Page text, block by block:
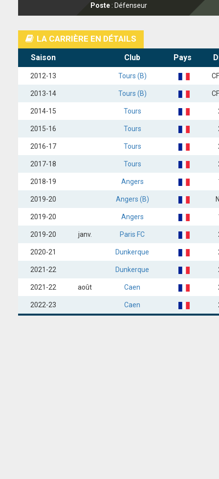
Poste: Défenseur
LA CARRIÈRE EN DÉTAILS
Saison Club Pays
2012-13 Tours (B)
2013-14 Tours (B)
2014-15 Tours
2015-16 Tours
2016-17 Tours
2017-18 Tours
2018-19 Angers
2019-20 Angers (B)
2019-20 Angers
2019-20 janv. Paris FC
2020-21 Dunkerque
2021-22 Dunkerque
2021-22 août Caen
2022-23 Caen